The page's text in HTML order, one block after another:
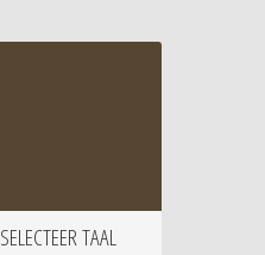
SELECTEER TAAL